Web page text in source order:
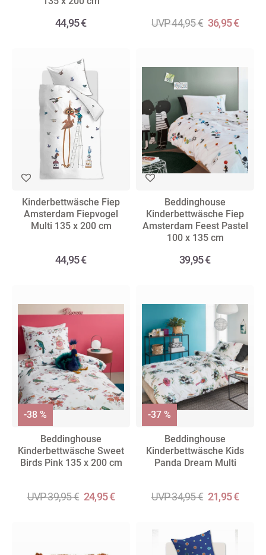
44,95 € UVP 44,95 € 36,95 €
Kinderbettwäsche Fiep
Amsterdam Fiepvogel
Multi 135 x 200 cm
44,95 €
Beddinghouse
Kinderbettwäsche Fiep
Amsterdam Feest Pastel
100 x 135 cm
39,95 €
Beddinghouse
Kinderbettwäsche Sweet
Birds Pink 135 x 200 cm
UVP 39,95 € 24,95 €
-38 %
Beddinghouse
Kinderbettwäsche Kids
Panda Dream Multi
UVP 34,95 € 21,95 €
-37 %